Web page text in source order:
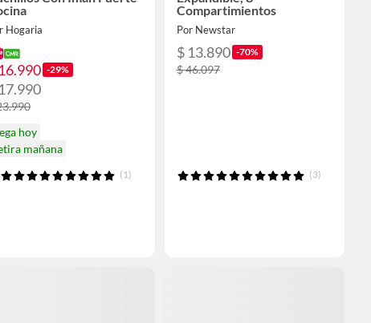
Hogaria
-29%
hoy
mañana
(1)
Compartimientos
Por Newstar
$ 13.890 -70%
$ 46.097
(3)